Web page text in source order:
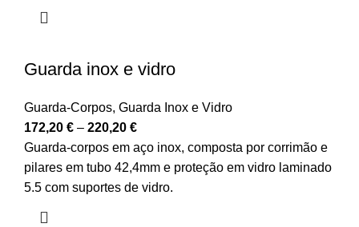
Guarda inox e vidro
Guarda-Corpos, Guarda Inox e Vidro
172,20 € – 220,20 €
Guarda-corpos em aço inox, composta por corrimão e
pilares em tubo 42,4mm e proteção em vidro laminado
5.5 com suportes de vidro.